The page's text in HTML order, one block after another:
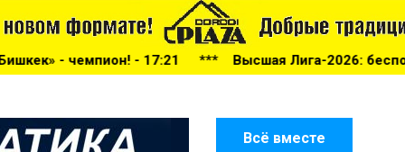
***Высшая Лига-2026: беспощадный «Дордой»,
Всё вместе